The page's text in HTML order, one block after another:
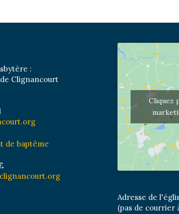
:
Clignancourt
de baptême
Cliquez
Adresse de
(pas de courrier